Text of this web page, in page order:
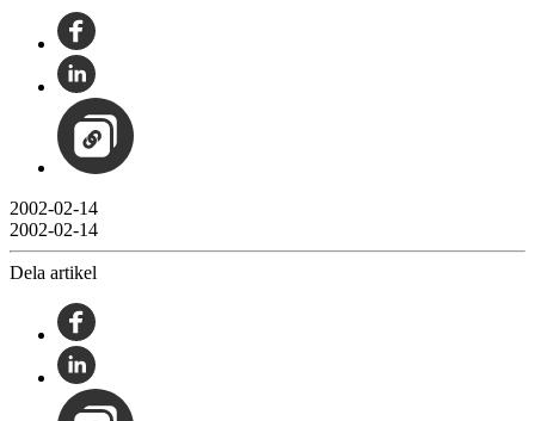
2002-02-14
2002-02-14
Dela artikel